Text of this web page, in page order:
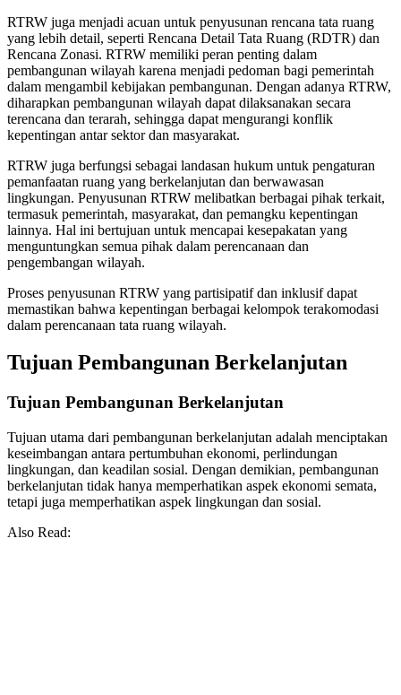
RTRW juga menjadi acuan untuk penyusunan rencana tata ruang
yang lebih detail, seperti Rencana Detail Tata Ruang (RDTR) dan
Rencana Zonasi. RTRW memiliki peran penting dalam
pembangunan wilayah karena menjadi pedoman bagi pemerintah
dalam mengambil kebijakan pembangunan. Dengan adanya RTRW,
diharapkan pembangunan wilayah dapat dilaksanakan secara
terencana dan terarah, sehingga dapat mengurangi konflik
kepentingan antar sektor dan masyarakat.
RTRW juga berfungsi sebagai landasan hukum untuk pengaturan
pemanfaatan ruang yang berkelanjutan dan berwawasan
lingkungan. Penyusunan RTRW melibatkan berbagai pihak terkait,
termasuk pemerintah, masyarakat, dan pemangku kepentingan
lainnya. Hal ini bertujuan untuk mencapai kesepakatan yang
menguntungkan semua pihak dalam perencanaan dan
pengembangan wilayah.
Proses penyusunan RTRW yang partisipatif dan inklusif dapat
memastikan bahwa kepentingan berbagai kelompok terakomodasi
dalam perencanaan tata ruang wilayah.
Tujuan Pembangunan Berkelanjutan
Tujuan Pembangunan Berkelanjutan
Tujuan utama dari pembangunan berkelanjutan adalah menciptakan
keseimbangan antara pertumbuhan ekonomi, perlindungan
lingkungan, dan keadilan sosial. Dengan demikian, pembangunan
berkelanjutan tidak hanya memperhatikan aspek ekonomi semata,
tetapi juga memperhatikan aspek lingkungan dan sosial.
Also Read: